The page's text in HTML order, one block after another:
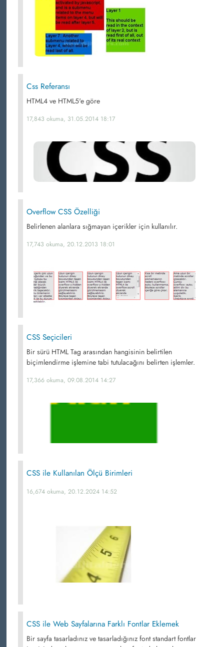
Css Referansı
HTML4 ve HTML5'e göre
17,843 okuma, 31.05.2014 18:17
Overflow CSS Özelliği
Belirlenen alanlara sığmayan içerikler için kullanılır.
17,743 okuma, 20.12.2013 18:01
CSS Seçicileri
Bir sürü HTML Tag arasından hangisinin belirtilen
biçimlendirme işlemine tabi tutulacağını belirten işlemler.
17,366 okuma, 09.08.2014 14:27
CSS ile Kullanılan Ölçü Birimleri
16,674 okuma, 20.12.2024 14:52
CSS ile Web Sayfalarına Farklı Fontlar Eklemek
Bir sayfa tasarladınız ve tasarladığınız font standart fontlar